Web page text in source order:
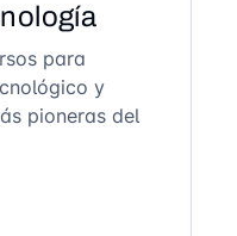
para
y
pioneras del